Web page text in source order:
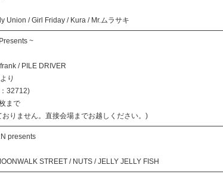
Union / Girl Friday / Kura / Mr.ムラサキ
~
/ PILE DRIVER
り
32712)
まで
りません。直接会場までお越しください。)
presents
STREET / NUTS / JELLY JELLY FISH